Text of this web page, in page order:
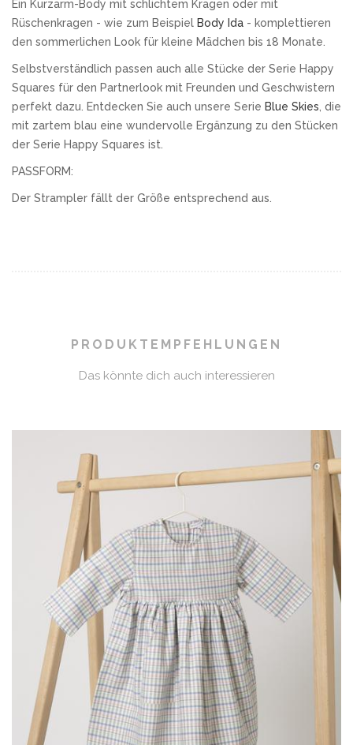
Ein Kurzarm-Body mit schlichtem Kragen oder mit
Rüschenkragen - wie zum Beispiel Body Ida - komplettieren
den sommerlichen Look für kleine Mädchen bis 18 Monate.
Selbstverständlich passen auch alle Stücke der Serie Happy
Squares für den Partnerlook mit Freunden und Geschwistern
perfekt dazu. Entdecken Sie auch unsere Serie Blue Skies, die
mit zartem blau eine wundervolle Ergänzung zu den Stücken
der Serie Happy Squares ist.
PASSFORM:
Der Strampler fällt der Größe entsprechend aus.
PRODUKTEMPFEHLUNGEN
Das könnte dich auch interessieren